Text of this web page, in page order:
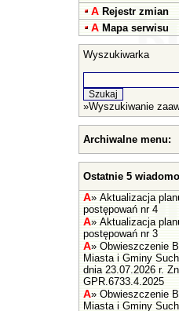
A Rejestr zmian
A Mapa serwisu
Wyszukiwarka
»Wyszukiwanie
Archiwalne menu:
Ostatnie 5
A» Aktualizacja
postępowań nr 4
A» Aktualizacja
postępowań nr 3
A» Obwieszczenie
Miasta i Gminy
dnia 23.07.2026 r.
GPR.6733.4.2025
A» Obwieszczenie
Miasta i Gminy